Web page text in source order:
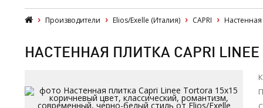
Производители Elios/Exelle (Италия) CAPRI
НАСТЕННАЯ ПЛИТКА CAPRI LINEE